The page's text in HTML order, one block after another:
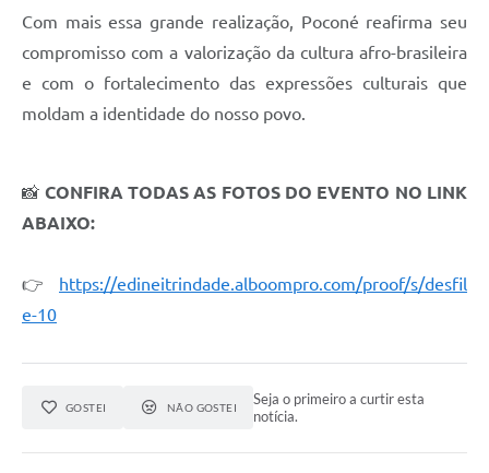
Com mais essa grande realização, Poconé reafirma seu
compromisso com a valorização da cultura afro-brasileira
e com o fortalecimento das expressões culturais que
moldam a identidade do nosso povo.
📸 CONFIRA TODAS AS FOTOS DO EVENTO NO LINK
ABAIXO:
👉 https://edineitrindade.alboompro.com/proof/s/desfil
e-10
GOSTEI NÃO GOSTEI
Seja o primeiro a curtir esta
notícia.